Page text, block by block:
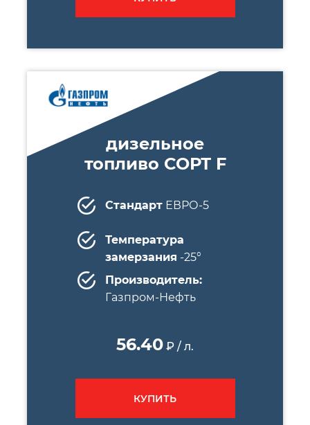
дизельное
топливо СОРТ F
СтандартЕВРО-5
Температура
замерзания -25°
Производитель:
Газпром-Нефть
56.40 ₽ / л.
КУПИТЬ